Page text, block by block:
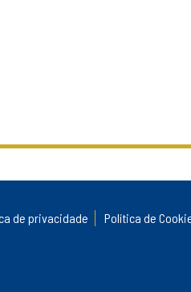
de privacidade Política de